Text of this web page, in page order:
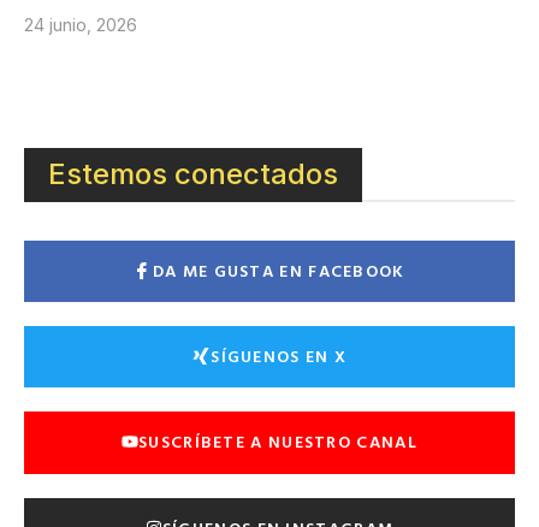
24 junio, 2026
Estemos conectados
DA ME GUSTA EN FACEBOOK
SÍGUENOS EN X
SUSCRÍBETE A NUESTRO CANAL